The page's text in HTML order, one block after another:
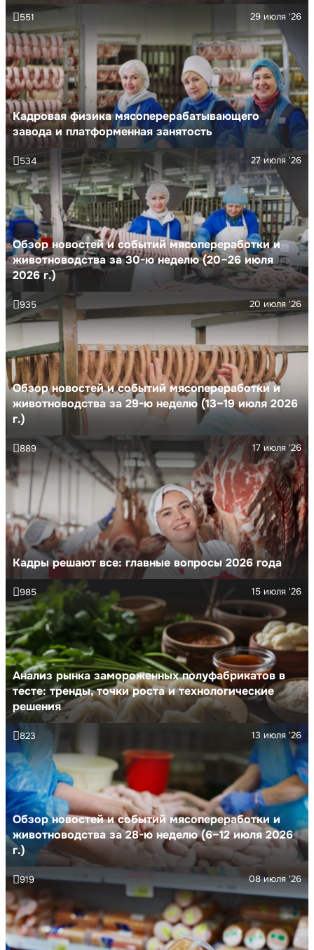
Кадровая физика мясоперерабатывающего
завода и платформенная занятость
29 июля '26
551
Обзор новостей и событий мясопереработки и
животноводства за 30-ю неделю (20–26 июля
2026 г.)
27 июля '26
534
Обзор новостей и событий мясопереработки и
животноводства за 29-ю неделю (13–19 июля 2026
г.)
20 июля '26
935
Кадры решают все: главные вопросы 2026 года
17 июля '26
889
Анализ рынка замороженных полуфабрикатов в
тесте: тренды, точки роста и технологические
решения
15 июля '26
985
Обзор новостей и событий мясопереработки и
животноводства за 28-ю неделю (6–12 июля 2026
г.)
13 июля '26
823
08 июля '26
919